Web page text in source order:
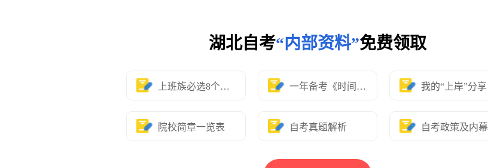
湖北自考“内部资料”免费领取
上班族必选8个专业 一年备考《时间表》 我的“上岸”分享
院校简章一览表 自考真题解析 自考政策及内幕